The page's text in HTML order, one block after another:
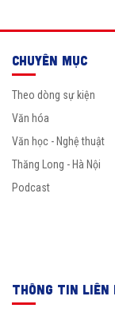
CHUYÊN MỤC
Theo dòng sự kiện
Văn hóa
Văn học - Nghệ thuật
Thăng Long - Hà Nội
Podcast
THÔNG TIN LIÊN